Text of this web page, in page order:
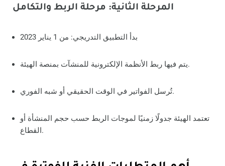
المرحلة الثانية: مرحلة الربط والتكامل
بدأ التطبيق التدريجي: من 1 يناير 2023
يتم فيها ربط الأنظمة الإلكترونية للمنشآت بمنصة الهيئة.
تُرسل الفواتير في الوقت الحقيقي أو شبه الفوري.
تعتمد الهيئة جدولًا زمنيًا لموجات الربط حسب حجم المنشأة أو
القطاع.